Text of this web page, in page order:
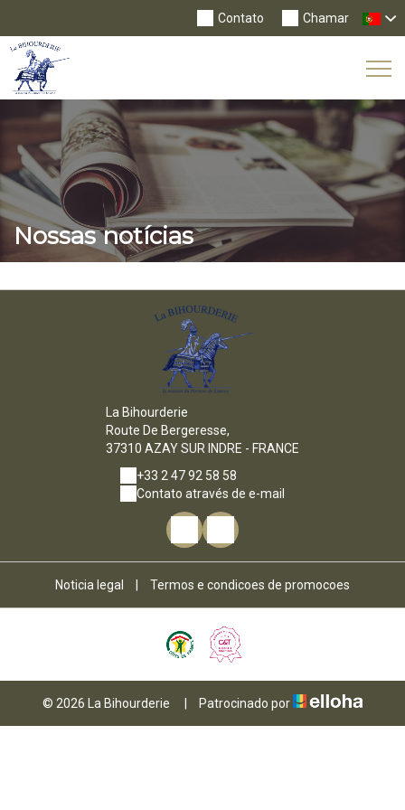
Chamar
Contato
Nossas notícias
La Bihourderie
Route De Bergeresse,
37310 AZAY SUR INDRE - FRANCE
+33 2 47 92 58 58
Contato através de e-mail
Noticia legal Termos e condicoes de promocoes
© 2026 La Bihourderie Patrocinado por